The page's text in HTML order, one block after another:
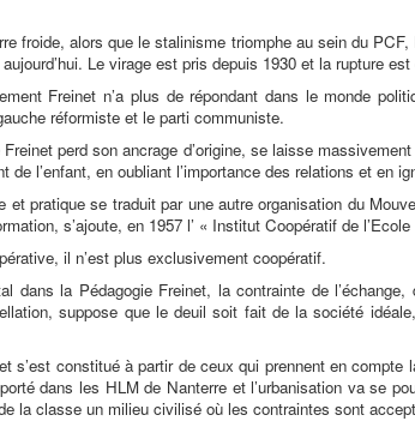
froide, alors que le stalinisme triomphe au sein du
Le virage est pris depuis 1930 et la rupture
Freinet n’a plus de répondant dans le monde
réformiste et le parti communiste.
perd son ancrage d’origine, se laisse
de l’enfant, en oubliant l’importance des relations et en
et pratique se traduit par une autre organisation du
s’ajoute, en 1957 l’ « Institut Coopératif de
il n’est plus exclusivement coopératif.
dans la Pédagogie Freinet, la contrainte de
suppose que le deuil soit fait de la société
s’est constitué à partir de ceux qui prennent en
dans les HLM de Nanterre et l’urbanisation va se
la classe un milieu civilisé où les contraintes sont